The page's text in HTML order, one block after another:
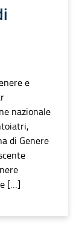
e
nazionale
di Genere
[…]